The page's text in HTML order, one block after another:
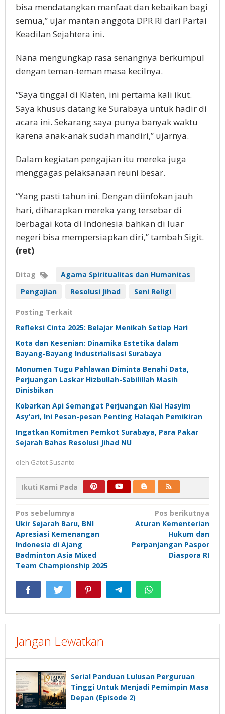
bisa mendatangkan manfaat dan kebaikan bagi
semua,” ujar mantan anggota DPR RI dari Partai
Keadilan Sejahtera ini.
Nana mengungkap rasa senangnya berkumpul
dengan teman-teman masa kecilnya.
“Saya tinggal di Klaten, ini pertama kali ikut.
Saya khusus datang ke Surabaya untuk hadir di
acara ini. Sekarang saya punya banyak waktu
karena anak-anak sudah mandiri,” ujarnya.
Dalam kegiatan pengajian itu mereka juga
menggagas pelaksanaan reuni besar.
“Yang pasti tahun ini. Dengan diinfokan jauh
hari, diharapkan mereka yang tersebar di
berbagai kota di Indonesia bahkan di luar
negeri bisa mempersiapkan diri,” tambah Sigit.
(ret)
Ditag
Agama Spiritualitas dan Humanitas
Pengajian
Resolusi Jihad Seni Religi
Posting Terkait
Refleksi Cinta 2025: Belajar Menikah Setiap Hari
Kota dan Kesenian: Dinamika Estetika dalam
Bayang-Bayang Industrialisasi Surabaya
Monumen Tugu Pahlawan Diminta Benahi Data,
Perjuangan Laskar Hizbullah-Sabilillah Masih
Dinisbikan
Kobarkan Api Semangat Perjuangan Kiai Hasyim
Asy’ari, Ini Pesan-pesan Penting Halaqah Pemikiran
Ingatkan Komitmen Pemkot Surabaya, Para Pakar
Sejarah Bahas Resolusi Jihad NU
oleh Gatot Susanto
Ikuti Kami Pada
Navigasi
pos
Pos sebelumnya
Ukir Sejarah Baru, BNI
Apresiasi Kemenangan
Indonesia di Ajang
Badminton Asia Mixed
Team Championship 2025
Pos berikutnya
Aturan Kementerian
Hukum dan
Perpanjangan Paspor
Diaspora RI
Jangan Lewatkan
Serial Panduan Lulusan Perguruan
Tinggi Untuk Menjadi Pemimpin Masa
Depan (Episode 2)